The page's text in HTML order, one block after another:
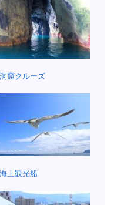
窟クルーズ
上観光船